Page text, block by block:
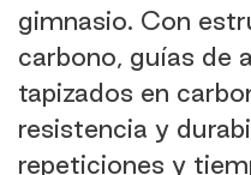
gimnasio. Con
carbono, guías de
tapizados en
resistencia y
repeticiones y